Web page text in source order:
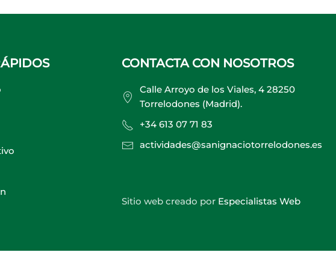
CONTACTA CON NOSOTROS
Calle Arroyo de los Viales, 4 28250
Torrelodones (Madrid).
+34 613 07 71 83
actividades@sanignaciotorrelodones.es
Sitio web creado por Especialistas Web